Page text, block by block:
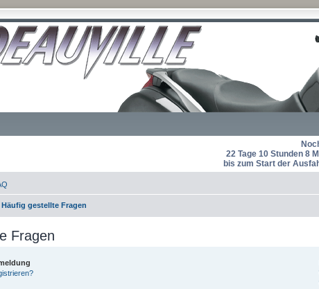
22 Tage 10 Stunden 8
bis zum Start der
Häufig gestellte Fragen
Fragen